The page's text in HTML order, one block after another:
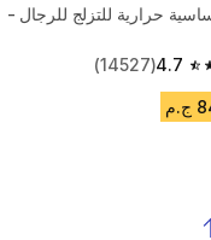
حرارية للتزلج للرجال -
4.7
(14527)